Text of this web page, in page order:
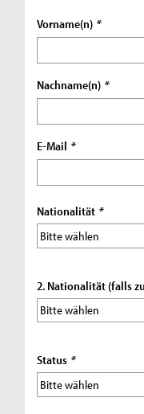
Vorname(n) *
Nachname(n) *
E-Mail *
Nationalität *
2. Nationalität (falls
Status *